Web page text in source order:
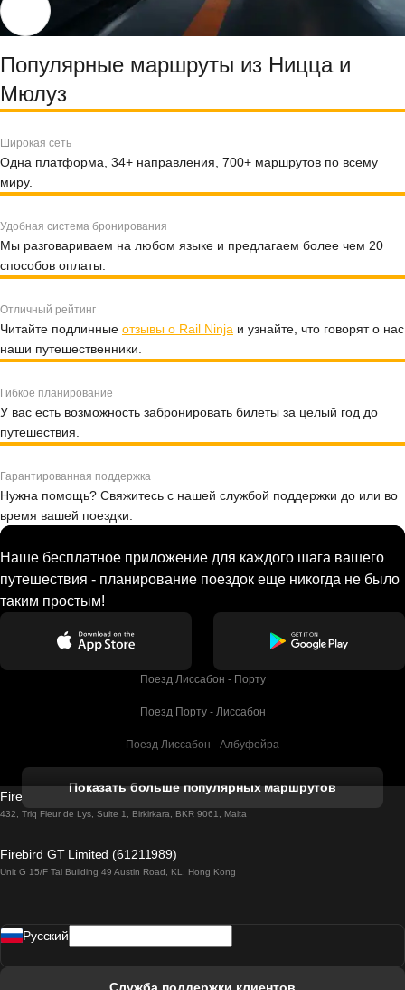
Популярные маршруты из Ницца и
Мюлуз
Широкая сеть
Одна платформа, 34+ направления, 700+ маршрутов по всему
миру.
Удобная система бронирования
Мы разговариваем на любом языке и предлагаем более чем 20
способов оплаты.
Отличный рейтинг
Читайте подлинные отзывы о Rail Ninja и узнайте, что говорят о нас
наши путешественники.
Гибкое планирование
У вас есть возможность забронировать билеты за целый год до
путешествия.
Гарантированная поддержка
Нужна помощь? Свяжитесь с нашей службой поддержки до или во
время вашей поездки.
Наше бесплатное приложение для каждого шага вашего
путешествия - планирование поездок еще никогда не было
таким простым!
Поезд Лиссабон - Порту
Поезд Порту - Лиссабон
Поезд Лиссабон - Албуфейра
Поезд Лиссабон - Лагос
Поезд Лиссабон - Мадрид
Показать больше популярных маршрутов
Firebird GT Limited (OC 1451)
432, Triq Fleur de Lys, Suite 1, Birkirkara, BKR 9061, Malta
Firebird GT Limited (61211989)
Unit G 15/F Tal Building 49 Austin Road, KL, Hong Kong
Pусский